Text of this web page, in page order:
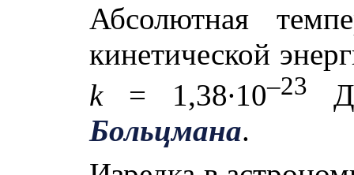
Абсолютная
кинетической
k= 1,38∙10–23
Больцмана.